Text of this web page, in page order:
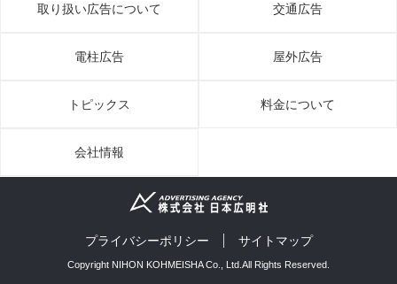
取り扱い広告について 交通広告
電柱広告 屋外広告
トピックス 料金について
会社情報
プライバシーポリシー サイトマップ
Copyright NIHON KOHMEISHA Co., Ltd.All Rights Reserved.